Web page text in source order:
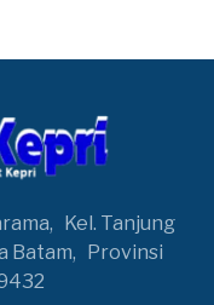
Kel. Tanjung
Batam, Provinsi